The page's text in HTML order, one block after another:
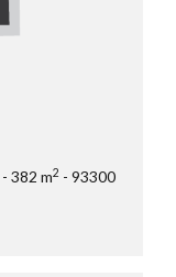
382 m2
93300